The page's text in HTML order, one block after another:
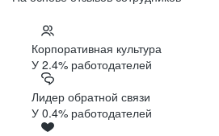
Корпоративная культура
У 2.4% работодателей
Лидер обратной связи
У 0.4% работодателей